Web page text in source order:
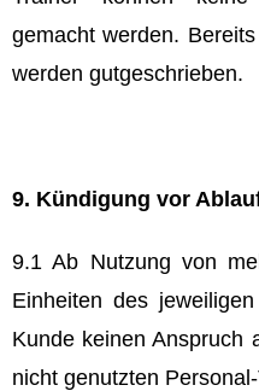
gemacht werden.
werden gutgeschrieben.
9. Kündigung vor
9.1 Ab Nutzung von
Einheiten des
Kunde keinen Anspruch
nicht genutzten